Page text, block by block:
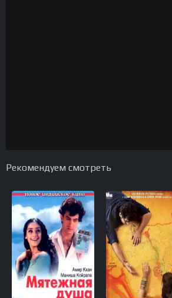
Рекомендуем смотреть